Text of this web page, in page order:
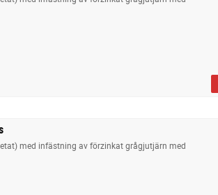
med infästning av förzinkat grågjutjärn med